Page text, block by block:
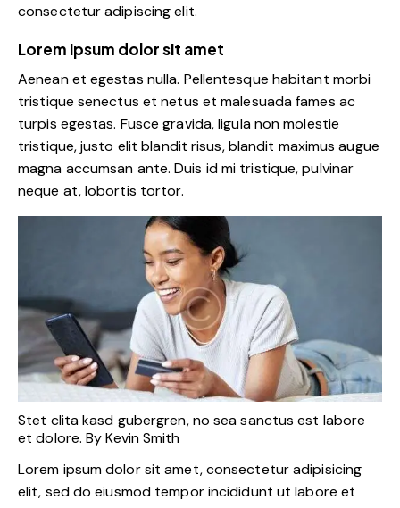
consectetur adipiscing elit.
Lorem ipsum dolor sit amet
Aenean et egestas nulla. Pellentesque habitant morbi
tristique senectus et netus et malesuada fames ac
turpis egestas. Fusce gravida, ligula non molestie
tristique, justo elit blandit risus, blandit maximus augue
magna accumsan ante. Duis id mi tristique, pulvinar
neque at, lobortis tortor.
Stet clita kasd gubergren, no sea sanctus est labore
et dolore. ByKevin Smith
Lorem ipsum dolor sit amet, consectetur adipisicing
elit, sed do eiusmod tempor incididunt ut labore et